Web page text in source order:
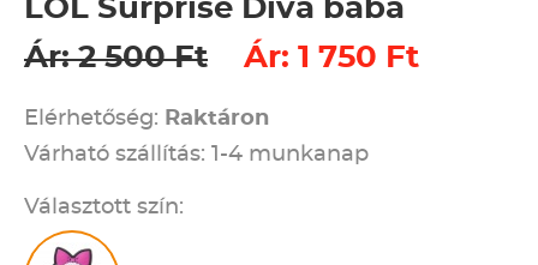
LOL Surprise Diva baba
Ár: 2 500 Ft
Ár: 1 750 Ft
Elérhetőség: Raktáron
Várható szállítás: 1-4 munkanap
Választott szín: